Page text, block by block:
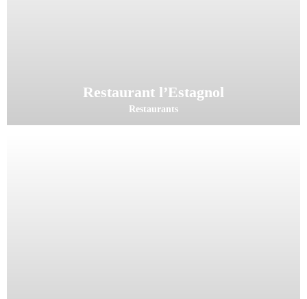
Restaurant l’Estagnol
Restaurants